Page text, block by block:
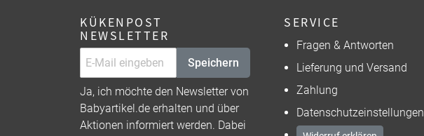
KÜKENPOST
NEWSLETTER
Speichern
Ja, ich möchte den Newsletter von
Babyartikel.de erhalten und über
Aktionen informiert werden. Dabei
SERVICE
Fragen & Antworten
Lieferung und Versand
Zahlung
Datenschutzeinstellungen